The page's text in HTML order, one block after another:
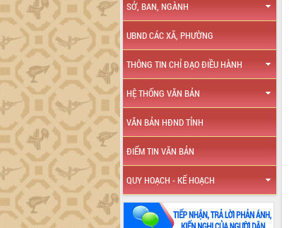
SỞ, BAN, NGÀNH
UBND CÁC XÃ, PHƯỜNG
THÔNG TIN CHỈ ĐẠO ĐIỀU HÀNH
HỆ THỐNG VĂN BẢN
VĂN BẢN HĐND TỈNH
ĐIỂM TIN VĂN BẢN
QUY HOẠCH - KẾ HOẠCH